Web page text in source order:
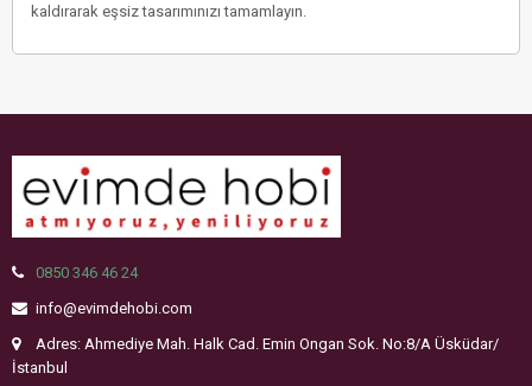
kaldırarak eşsiz tasarımınızı tamamlayın.
0850 346 46 24
info@evimdehobi.com
Adres: Ahmediye Mah. Halk Cad. Emin Ongan Sok. No:8/A Üsküdar/
İstanbul